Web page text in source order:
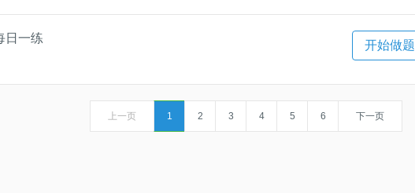
日一练
开始做题
上一页 1 2 3 4 5 6 下一页